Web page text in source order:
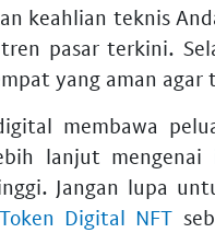
keahlian teknis
pasar terkini.
yang aman
membawa
lanjut mengenai
Jangan lupa
Digital NFT